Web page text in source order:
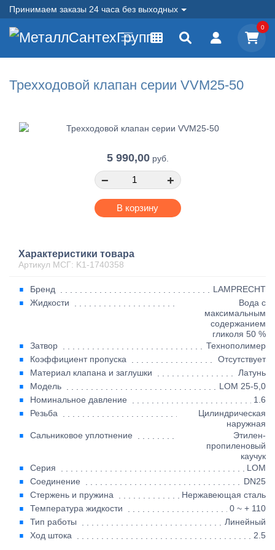
Принимаем заказы 24 часа без выходных
0
Трехходовой клапан серии VVM25-50
5 990,00руб.
− +
В корзину
Характеристики товара
Артикул МСГ: K1-1740358
Бренд
LAMPRECHT
Жидкости
Вода с
максимальным
содержанием
гликоля 50 %
Затвор
Технополимер
Коэффициент пропуска
Отсутствует
Материал клапана и заглушки
Латунь
Модель
LOM 25-5,0
Номинальное давление
1.6
Резьба
Цилиндрическая
наружная
Сальниковое уплотнение
Этилен-
пропиленовый
каучук
Серия
LOM
Соединение
DN25
Стержень и пружина
Нержавеющая сталь
Температура жидкости
0 ~ + 110
Тип работы
Линейный
Ход штока
2.5